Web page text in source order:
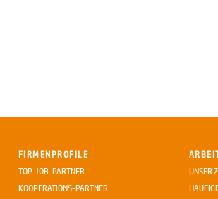
FIRMENPROFILE
TOP-JOB-PARTNER
KOOPERATIONS-PARTNER
UNSER